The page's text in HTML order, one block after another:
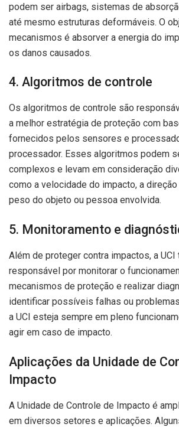
podem ser airbags, sistemas de
até mesmo estruturas deformáveis. O
mecanismos é absorver a energia do
os danos causados.
4. Algoritmos de controle
Os algoritmos de controle são
a melhor estratégia de proteção com
fornecidos pelos sensores e
processador. Esses algoritmos podem
complexos e levam em consideração
como a velocidade do impacto, a
peso do objeto ou pessoa envolvida.
5. Monitoramento e
Além de proteger contra impactos, a
responsável por monitorar o
mecanismos de proteção e realizar
identificar possíveis falhas ou
a UCI esteja sempre em pleno
agir em caso de impacto.
Aplicações da Unidade de
Impacto
A Unidade de Controle de Impacto é
em diversos setores e aplicações.